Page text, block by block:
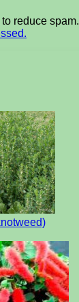
reduce spam.